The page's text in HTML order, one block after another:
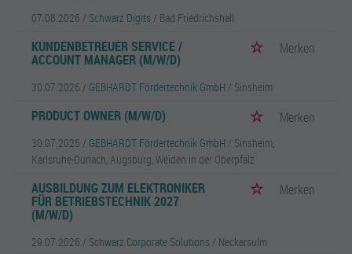
07.08.2026 / Schwarz Digits / Bad Friedrichshall
KUNDENBETREUER SERVICE /
ACCOUNT MANAGER (M/W/D)
Merken
30.07.2026 / GEBHARDT Fördertechnik GmbH / Sinsheim
PRODUCT OWNER (M/W/D) Merken
30.07.2026 / GEBHARDT Fördertechnik GmbH / Sinsheim,
Karlsruhe-Durlach, Augsburg, Weiden in der Oberpfalz
AUSBILDUNG ZUM ELEKTRONIKER
FÜR BETRIEBSTECHNIK 2027
(M/W/D)
Merken
29.07.2026 / Schwarz Corporate Solutions / Neckarsulm